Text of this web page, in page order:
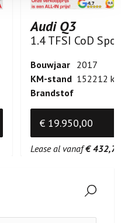
Audi Q3
Bouwjaar
2017
KM-stand 152212
Brandstof
€ 19.950,00
Lease al vanaf€ 432,77